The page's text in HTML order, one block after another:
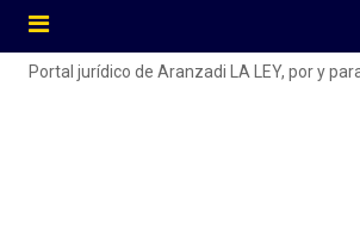
Portal jurídico de Aranzadi LA LEY, por y